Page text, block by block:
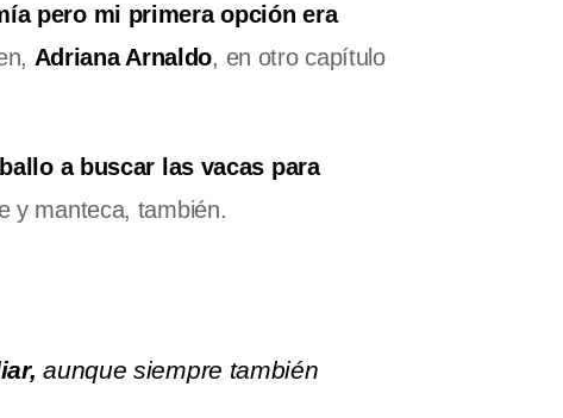
pero mi primera opción era
Adriana Arnaldo, en otro capítulo
a buscar las vacas para
y manteca, también.
aunque siempre también